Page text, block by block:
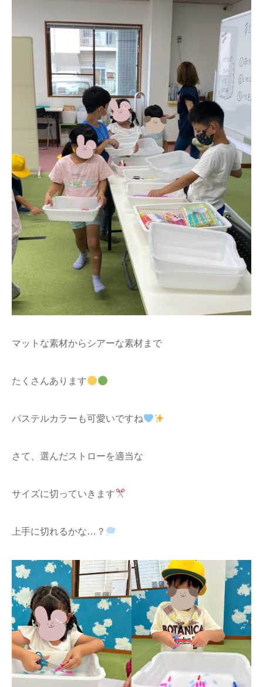
マットな素材からシアーな素材まで
たくさんあります
パステルカラーも可愛いですね
さて、選んだストローを適当な
サイズに切っていきます
上手に切れるかな…？